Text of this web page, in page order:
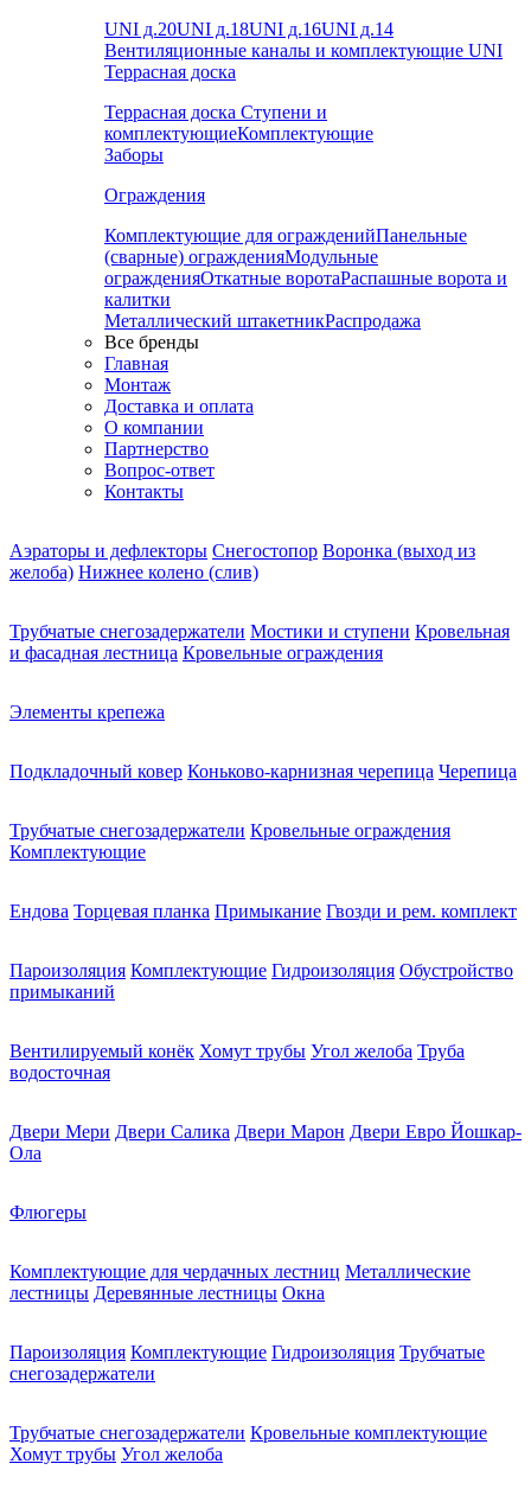
UNI д.20UNI д.18UNI д.16UNI д.14
Вентиляционные каналы и комплектующие UNI
Террасная доска
Террасная доска Ступени и
комплектующиеКомплектующие
Заборы
Ограждения
Комплектующие для огражденийПанельные
(сварные) огражденияМодульные
огражденияОткатные воротаРаспашные ворота и
калитки
Металлический штакетникРаспродажа
Все бренды
Главная
Монтаж
Доставка и оплата
О компании
Партнерство
Вопрос-ответ
Контакты
Аэраторы и дефлекторы Снегостопор Воронка (выход из
желоба) Нижнее колено (слив)
Трубчатые снегозадержатели Мостики и ступени Кровельная
и фасадная лестница Кровельные ограждения
Элементы крепежа
Подкладочный ковер Коньково-карнизная черепица Черепица
Трубчатые снегозадержатели Кровельные ограждения
Комплектующие
Ендова Торцевая планка Примыкание Гвозди и рем. комплект
Пароизоляция Комплектующие Гидроизоляция Обустройство
примыканий
Вентилируемый конёк Хомут трубы Угол желоба Труба
водосточная
Двери Мери Двери Салика Двери Марон Двери Евро Йошкар-
Ола
Флюгеры
Комплектующие для чердачных лестниц Металлические
лестницы Деревянные лестницы Окна
Пароизоляция Комплектующие Гидроизоляция Трубчатые
снегозадержатели
Трубчатые снегозадержатели Кровельные комплектующие
Хомут трубы Угол желоба